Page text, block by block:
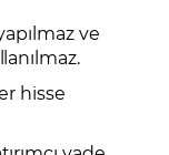
ve
hisse